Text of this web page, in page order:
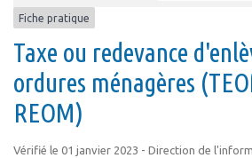
Fiche pratique
Taxe ou redevance
ordures ménagères
REOM)
Vérifié le 01 janvier 2023 - Direction de